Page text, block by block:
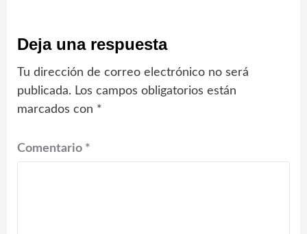
Deja una respuesta
Tu dirección de correo electrónico no será
publicada. Los campos obligatorios están
marcados con *
Comentario *